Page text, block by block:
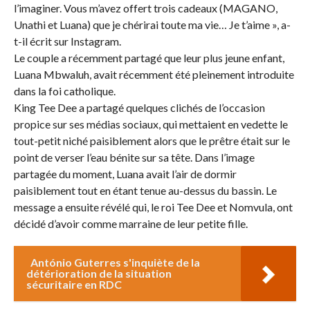
l’imaginer. Vous m’avez offert trois cadeaux (MAGANO,
Unathi et Luana) que je chérirai toute ma vie… Je t’aime », a-
t-il écrit sur Instagram.
Le couple a récemment partagé que leur plus jeune enfant,
Luana Mbwaluh, avait récemment été pleinement introduite
dans la foi catholique.
King Tee Dee a partagé quelques clichés de l’occasion
propice sur ses médias sociaux, qui mettaient en vedette le
tout-petit niché paisiblement alors que le prêtre était sur le
point de verser l’eau bénite sur sa tête. Dans l’image
partagée du moment, Luana avait l’air de dormir
paisiblement tout en étant tenue au-dessus du bassin. Le
message a ensuite révélé qui, le roi Tee Dee et Nomvula, ont
décidé d’avoir comme marraine de leur petite fille.
António Guterres s'inquiète de la
détérioration de la situation
sécuritaire en RDC